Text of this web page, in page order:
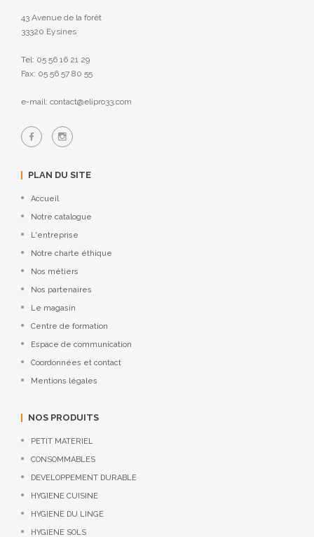
43 Avenue de la forêt
33320 Eysines
Tel: 05 56 16 21 29
Fax: 05 56 57 80 55
e-mail: contact@elipro33.com
PLAN DU SITE
Accueil
Notre catalogue
L'entreprise
Notre charte éthique
Nos métiers
Nos partenaires
Le magasin
Centre de formation
Espace de communication
Coordonnées et contact
Mentions légales
NOS PRODUITS
PETIT MATERIEL
CONSOMMABLES
DEVELOPPEMENT DURABLE
HYGIENE CUISINE
HYGIENE DU LINGE
HYGIENE SOLS